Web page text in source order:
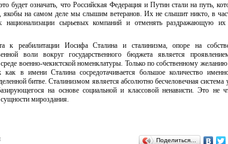
будет означать, что Российская Федерация и Путин стали на путь,
якобы на самом деле мы слышим ветеранов. Их не слышит никто, в
национализации сырьевых компаний и отменять раздражающую
к реабилитации Иосифа Сталина и сталинизма, опоре на
воли вокруг государственного бюджета является
военно-чекистской номенклатуры. Только по собственному
в имени Сталина сосредотачивается большое количество
битве. Сталинизмом является абсолютно бесчеловечная система
на основе социальной и классовой ненависти. Это не
мироздания.
Поделиться…